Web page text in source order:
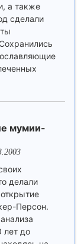
а также
сделали
мумии-
делали
Персон.
лет до